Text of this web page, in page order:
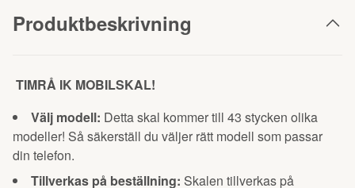
Produktbeskrivning
TIMRÅ IK MOBILSKAL!
Välj modell: Detta skal kommer till 43 stycken olika
modeller! Så säkerställ du väljer rätt modell som passar
din telefon.
Tillverkas på beställning: Skalen tillverkas på